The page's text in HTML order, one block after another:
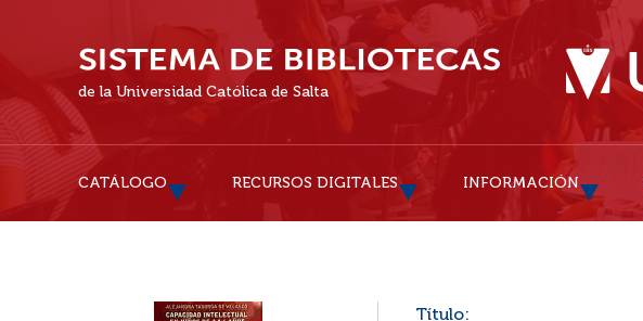
de la Universidad Católica de Salta
CATÁLOGO RECURSOS DIGITALES INFORMACIÓN
Título: